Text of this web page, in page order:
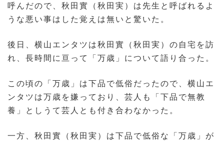
呼んだので、秋田實（秋田実）は先生と呼ばれるよ
うな悪い事はした覚えは無いと驚いた。
後日、横山エンタツは秋田實（秋田実）の自宅を訪
れ、長時間に亘って「万歳」について語り合った。
この頃の「万歳」は下品で低俗だったので、横山エ
ンタツは万歳を嫌っており、芸人も「下品で無教
養」としうて芸人とも付き合わなかった。
一方、秋田實（秋田実）は下品で低俗な「万歳」が